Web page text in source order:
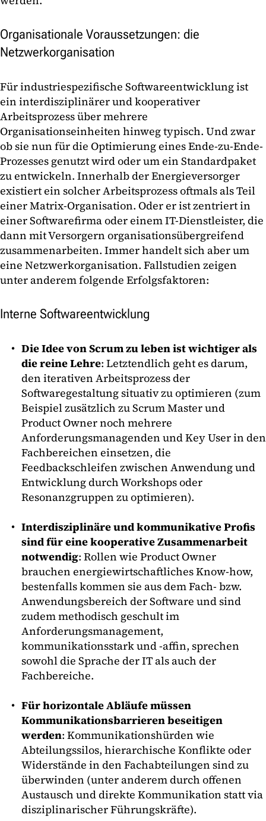
Organisationale Voraussetzungen: die
Netzwerkorganisation
Für industriespezifische Softwareentwicklung ist
ein interdisziplinärer und kooperativer
Arbeitsprozess über mehrere
Organisationseinheiten hinweg typisch. Und zwar
ob sie nun für die Optimierung eines Ende-zu-Ende-
Prozesses genutzt wird oder um ein Standardpaket
zu entwickeln. Innerhalb der Energieversorger
existiert ein solcher Arbeitsprozess oftmals als Teil
einer Matrix-Organisation. Oder er ist zentriert in
einer Softwarefirma oder einem IT-Dienstleister, die
dann mit Versorgern organisationsübergreifend
zusammenarbeiten. Immer handelt sich aber um
eine Netzwerkorganisation. Fallstudien zeigen
unter anderem folgende Erfolgsfaktoren:
Interne Softwareentwicklung
Die Idee von Scrum zu leben ist wichtiger als
die reine Lehre: Letztendlich geht es darum,
den iterativen Arbeitsprozess der
Softwaregestaltung situativ zu optimieren (zum
Beispiel zusätzlich zu Scrum Master und
Product Owner noch mehrere
Anforderungsmanagenden und Key User in den
Fachbereichen einsetzen, die
Feedbackschleifen zwischen Anwendung und
Entwicklung durch Workshops oder
Resonanzgruppen zu optimieren).
Interdisziplinäre und kommunikative Profis
sind für eine kooperative Zusammenarbeit
notwendig: Rollen wie Product Owner
brauchen energiewirtschaftliches Know-how,
bestenfalls kommen sie aus dem Fach- bzw.
Anwendungsbereich der Software und sind
zudem methodisch geschult im
Anforderungsmanagement,
kommunikationsstark und -affin, sprechen
sowohl die Sprache der IT als auch der
Fachbereiche.
Für horizontale Abläufe müssen
Kommunikationsbarrieren beseitigen
werden: Kommunikationshürden wie
Abteilungssilos, hierarchische Konflikte oder
Widerstände in den Fachabteilungen sind zu
überwinden (unter anderem durch offenen
Austausch und direkte Kommunikation statt via
disziplinarischer Führungskräfte).